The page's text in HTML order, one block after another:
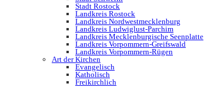
Stadt Rostock
Landkreis Rostock
Landkreis Nordwestmecklenburg
Landkreis Ludwiglust-Parchim
Landkreis Mecklenburgische Seenplatte
Landkreis Vorpommern-Greifswald
Landkreis Vorpommern-Rügen
Art der Kirchen
Evangelisch
Katholisch
Freikirchlich